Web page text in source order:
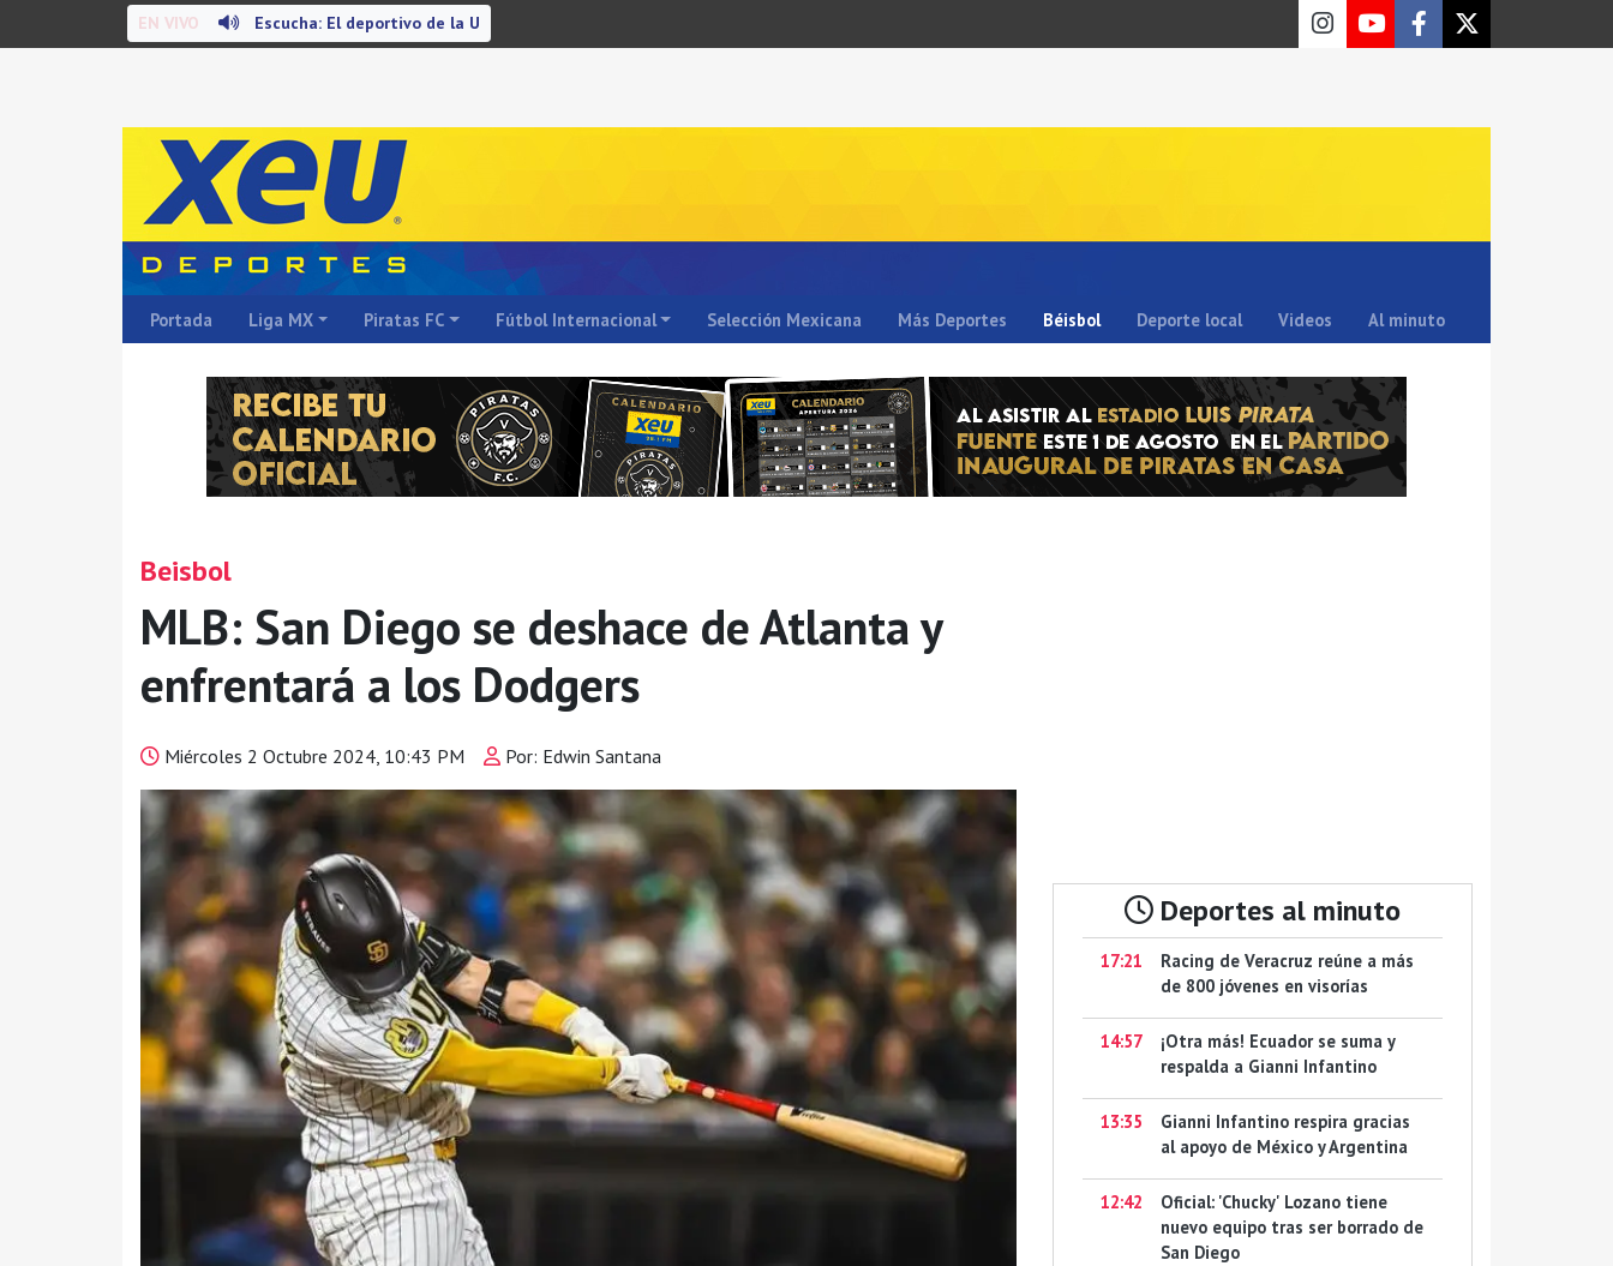
EN VIVO Escucha: El deportivo de la U
Portada Liga MX Piratas FC Fútbol Internacional Selección Mexicana Más Deportes Béisbol Deporte local Videos Al minuto
Beisbol
MLB: San Diego se deshace de Atlanta y
enfrentará a los Dodgers
Miércoles 2 Octubre 2024, 10:43 PM Por: Edwin Santana
Deportes al minuto
17:21
Racing de Veracruz reúne a más
de 800 jóvenes en visorías
14:57
¡Otra más! Ecuador se suma y
respalda a Gianni Infantino
13:35
Gianni Infantino respira gracias
al apoyo de México y Argentina
12:42
Oficial: 'Chucky' Lozano tiene
nuevo equipo tras ser borrado de
San Diego